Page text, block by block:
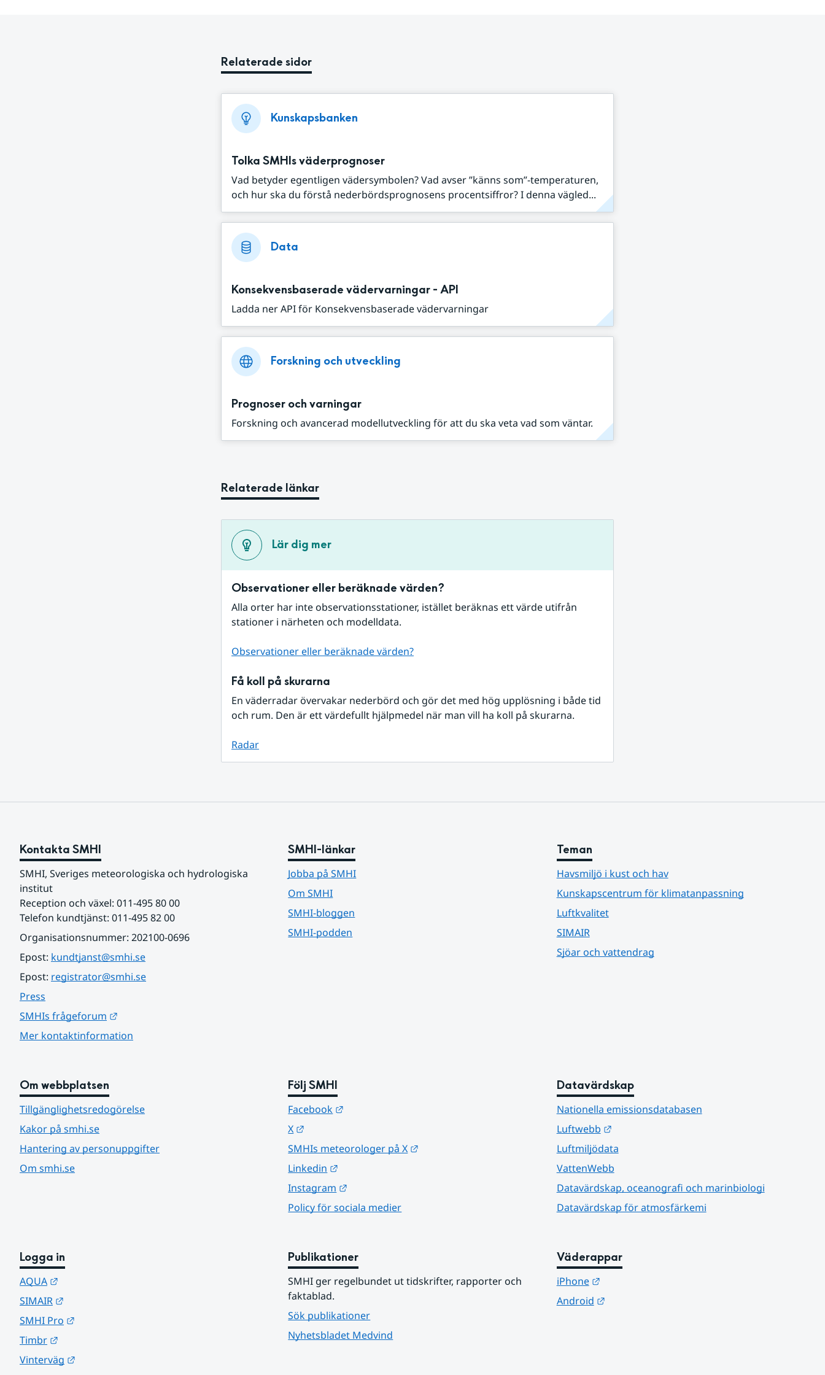
Relaterade sidor
Kunskapsbanken
Tolka SMHIs väderprognoser
Vad betyder egentligen vädersymbolen? Vad avser ”känns som”-temperaturen,
och hur ska du förstå nederbördsprognosens procentsiffror? I denna vägled...
Data
Konsekvensbaserade vädervarningar - API
Ladda ner API för Konsekvensbaserade vädervarningar
Forskning och utveckling
Prognoser och varningar
Forskning och avancerad modellutveckling för att du ska veta vad som väntar.
Relaterade länkar
Lär dig mer
Observationer eller beräknade värden?
Alla orter har inte observationsstationer, istället beräknas ett värde utifrån
stationer i närheten och modelldata.
Observationer eller beräknade värden?
Få koll på skurarna
En väderradar övervakar nederbörd och gör det med hög upplösning i både tid
och rum. Den är ett värdefullt hjälpmedel när man vill ha koll på skurarna.
Radar
Kontakta SMHI
SMHI, Sveriges meteorologiska och hydrologiska
institut
Reception och växel: 011-495 80 00
Telefon kundtjänst: 011-495 82 00
Organisationsnummer: 202100-0696
Epost: kundtjanst@smhi.se
Epost: registrator@smhi.se
Press
SMHIs frågeforum
Mer kontaktinformation
SMHI-länkar
Jobba på SMHI
Om SMHI
SMHI-bloggen
SMHI-podden
Teman
Havsmiljö i kust och hav
Kunskapscentrum för klimatanpassning
Luftkvalitet
SIMAIR
Sjöar och vattendrag
Om webbplatsen
Tillgänglighetsredogörelse
Kakor på smhi.se
Hantering av personuppgifter
Om smhi.se
Följ SMHI
Facebook
X
SMHIs meteorologer på X
Linkedin
Instagram
Policy för sociala medier
Datavärdskap
Nationella emissionsdatabasen
Luftwebb
Länk till annan webbplats.
Luftmiljödata
VattenWebb
Datavärdskap, oceanografi och marinbiologi
Datavärdskap för atmosfärkemi
Logga in
AQUA
SIMAIR
SMHI Pro
Timbr
Vinterväg
Publikationer
SMHI ger regelbundet ut tidskrifter, rapporter och
faktablad.
Sök publikationer
Nyhetsbladet Medvind
Väderappar
iPhone
Länk till annan webbplats.
Android
Länk till annan webbplats.